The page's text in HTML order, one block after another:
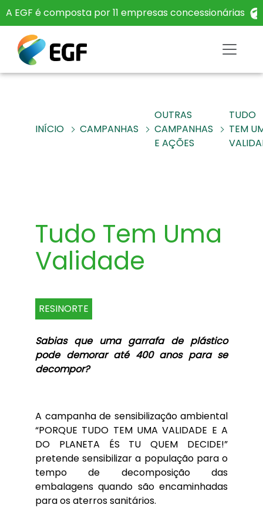
A EGF é composta por 11 empresas concessionárias
INÍCIO CAMPANHAS
OUTRAS
CAMPANHAS
E AÇÕES
TUDO
TEM
Tudo Tem Uma
Validade
RESINORTE
Sabias que uma garrafa de plástico
pode demorar até 400 anos para se
decompor?
A campanha de sensibilização ambiental
“PORQUE TUDO TEM UMA VALIDADE E A
DO PLANETA ÉS TU QUEM DECIDE!”
pretende sensibilizar a população para o
tempo de decomposição das
embalagens quando são encaminhadas
para os aterros sanitários.